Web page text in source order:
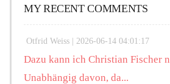
MY RECENT COMMENTS
Otfrid Weiss | 2026-06-14 04:01:17
Dazu kann ich Christian Fischer
Unabhängig davon, da...